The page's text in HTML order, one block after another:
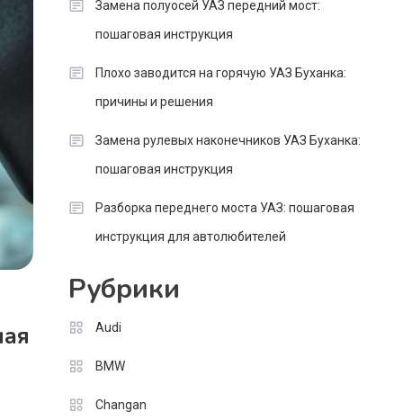
Замена полуосей УАЗ передний мост:
пошаговая инструкция
Плохо заводится на горячую УАЗ Буханка:
причины и решения
Замена рулевых наконечников УАЗ Буханка:
пошаговая инструкция
Разборка переднего моста УАЗ: пошаговая
инструкция для автолюбителей
Рубрики
Audi
BMW
Changan